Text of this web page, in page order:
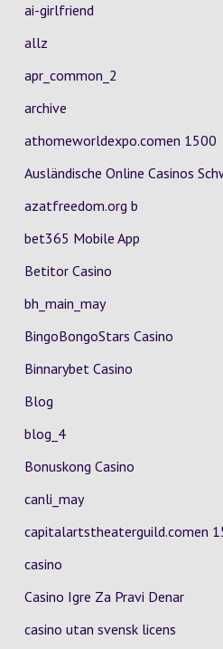
ai-girlfriend
allz
apr_common_2
archive
athomeworldexpo.comen 1500
Ausländische Online Casinos
azatfreedom.org b
bet365 Mobile App
Betitor Casino
bh_main_may
BingoBongoStars Casino
Binnarybet Casino
Blog
blog_4
Bonuskong Casino
canli_may
capitalartstheaterguild.comen
casino
Casino Igre Za Pravi Denar
casino utan svensk licens